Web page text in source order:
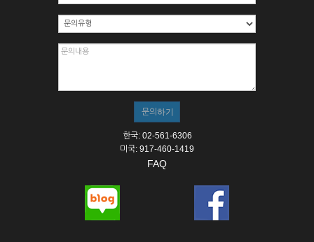
한국: 02-561-6306
미국: 917-460-1419
FAQ